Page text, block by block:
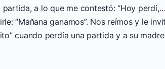
partida, a lo que me contestó: “Hoy
“Mañana ganamos”. Nos reímos y le
cuando perdía una partida y a su madre